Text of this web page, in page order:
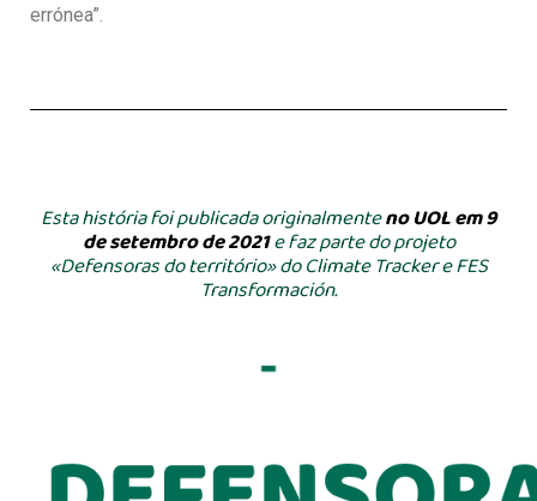
errónea”.
Esta história foi publicada originalmenteno UOL em 9
de setembro de 2021e faz parte do projeto
«Defensoras do território» do Climate Tracker e FES
Transformación.